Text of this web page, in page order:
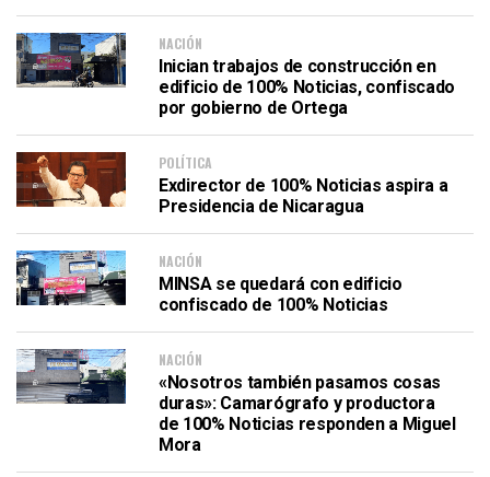
NACIÓN
Inician trabajos de construcción en
edificio de 100% Noticias, confiscado
por gobierno de Ortega
POLÍTICA
Exdirector de 100% Noticias aspira a
Presidencia de Nicaragua
NACIÓN
MINSA se quedará con edificio
confiscado de 100% Noticias
NACIÓN
«Nosotros también pasamos cosas
duras»: Camarógrafo y productora
de 100% Noticias responden a Miguel
Mora